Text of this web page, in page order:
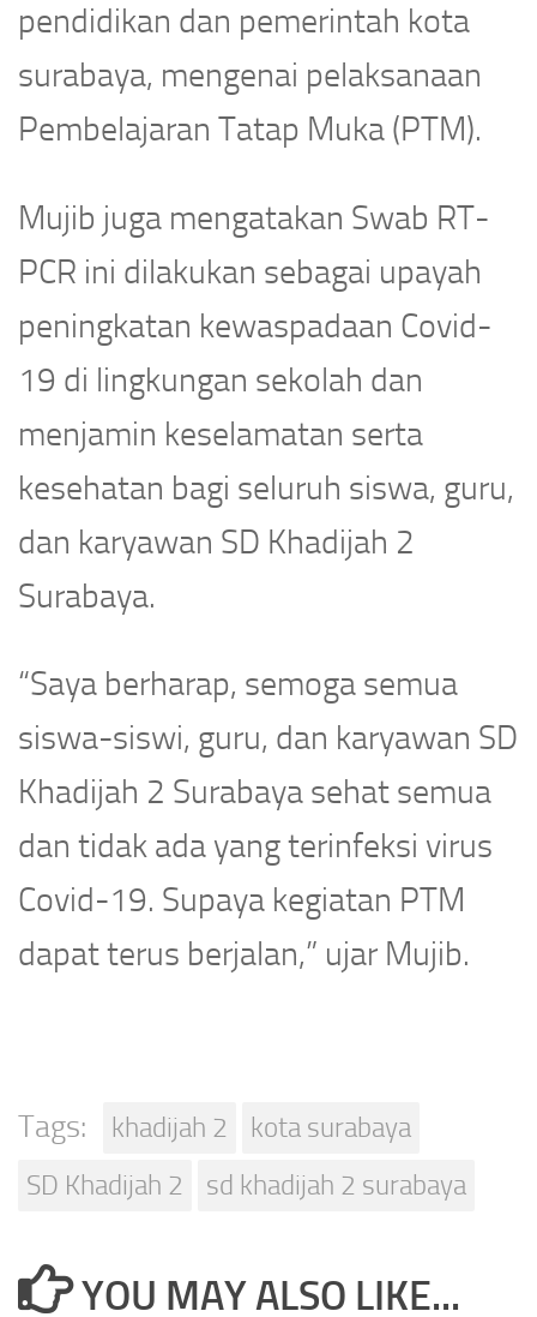
pendidikan dan pemerintah kota
surabaya, mengenai pelaksanaan
Pembelajaran Tatap Muka (PTM).
Mujib juga mengatakan Swab RT-
PCR ini dilakukan sebagai upayah
peningkatan kewaspadaan Covid-
19 di lingkungan sekolah dan
menjamin keselamatan serta
kesehatan bagi seluruh siswa, guru,
dan karyawan SD Khadijah 2
Surabaya.
“Saya berharap, semoga semua
siswa-siswi, guru, dan karyawan SD
Khadijah 2 Surabaya sehat semua
dan tidak ada yang terinfeksi virus
Covid-19. Supaya kegiatan PTM
dapat terus berjalan,” ujar Mujib.
Tags: khadijah 2
kota surabaya
SD Khadijah 2
sd khadijah 2 surabaya
YOU MAY ALSO LIKE...